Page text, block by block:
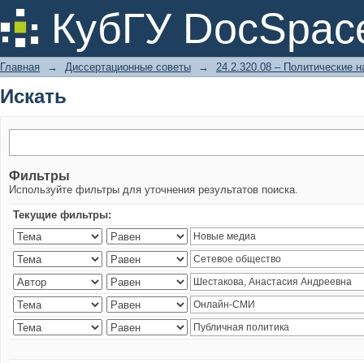
КубГУ
Искать
Главная → Диссертационные советы → 24.2.320.08 – Политические
Искать
Фильтры
Используйте фильтры для уточнения результатов поиска.
Текущие фильтры: